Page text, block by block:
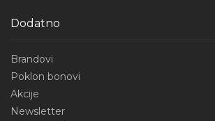
Dodatno
Brandovi
Poklon bonovi
Akcije
Newsletter